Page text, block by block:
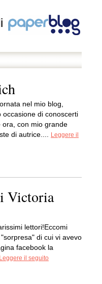
nel mio blog,
occasione di conoscerti
ora, con mio grande
di autrice....
Leggere il
Victoria
lettori!Eccomi
di cui vi avevo
facebook la
Leggere il seguito